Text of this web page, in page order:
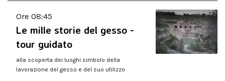
Ore 08:45
Le mille storie del gesso -
tour guidato
alla scoperta dei luoghi simbolo della
lavorazione del gesso e del suo utilizzo